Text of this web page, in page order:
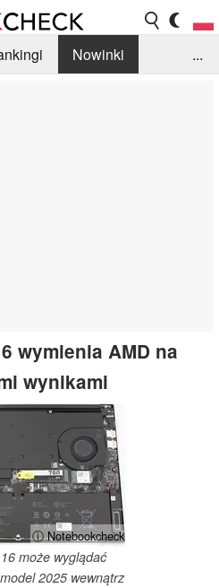
Nowinki
...
wymienia AMD na
wynikami
ⓘ Notebookcheck
może wyglądać
2025 wewnątrz